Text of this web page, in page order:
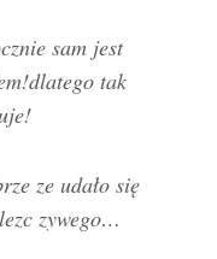
sam jest
tak
ze udało się
zywego…